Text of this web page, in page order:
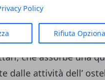
Policy
Rifiuta
(è stato aperto
che ha deciso di
le sue
che assorbe una
dalle attività dell’